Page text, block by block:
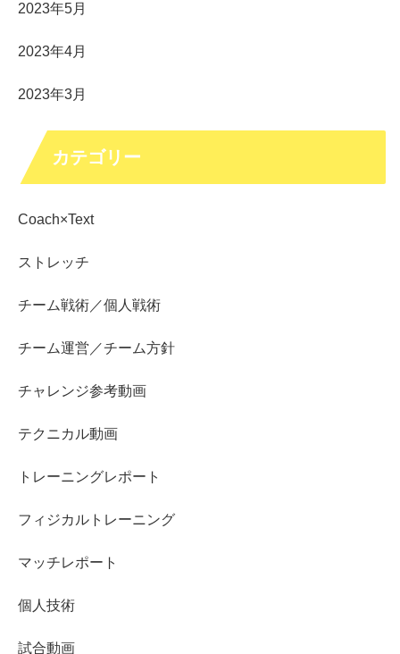
2023年5月
2023年4月
2023年3月
カテゴリー
Coach×Text
ストレッチ
チーム戦術／個人戦術
チーム運営／チーム方針
チャレンジ参考動画
テクニカル動画
トレーニングレポート
フィジカルトレーニング
マッチレポート
個人技術
試合動画